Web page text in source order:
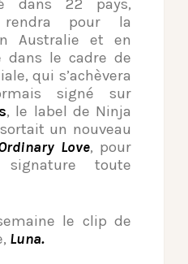
dans 22 pays,
pour la
Australie et en
dans le cadre de
qui s’achèvera
signé sur
, le label de Ninja
sortait un nouveau
Love, pour
toute
le clip de
Luna.